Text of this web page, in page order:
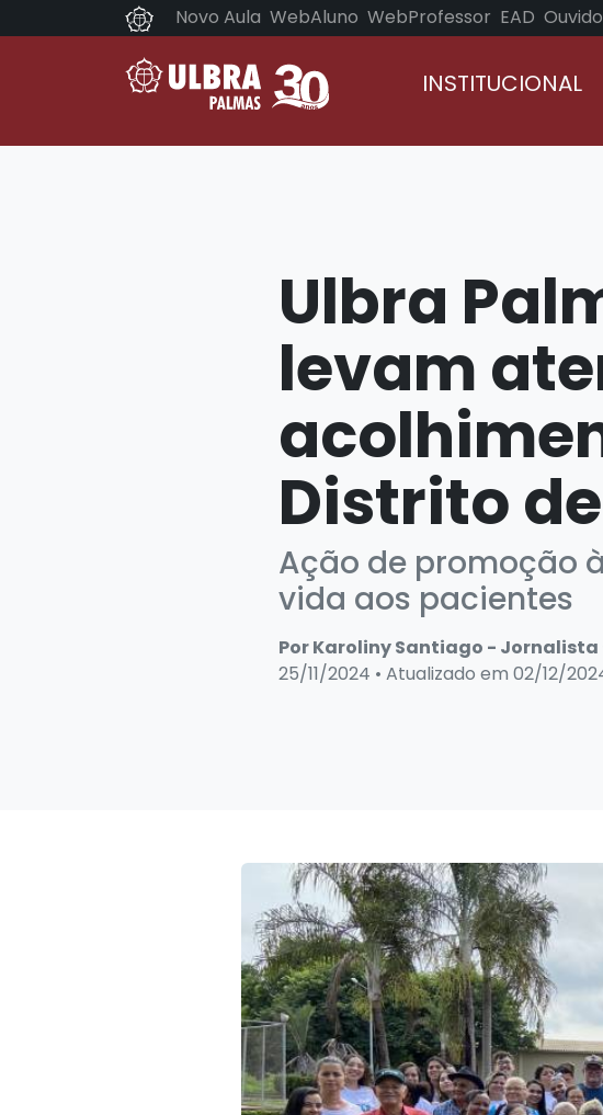
Novo Aula WebAluno WebProfessor EAD
INSTITUCIONAL
Ulbra
levam
Distrito
Ação de promoção
vida aos pacientes
Por Karoliny Santiago - Jornalista
25/11/2024 • Atualizado em 02/12/